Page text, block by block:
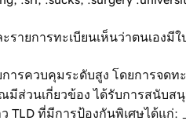
ายการทะเบียนเห็นว่าตนเอง
รควบคุมระดับสูง โดยการจด
ส่วนเกี่ยวข้อง ได้รับการสนับ
ที่มีการป้องกันพิเศษได้แก่: